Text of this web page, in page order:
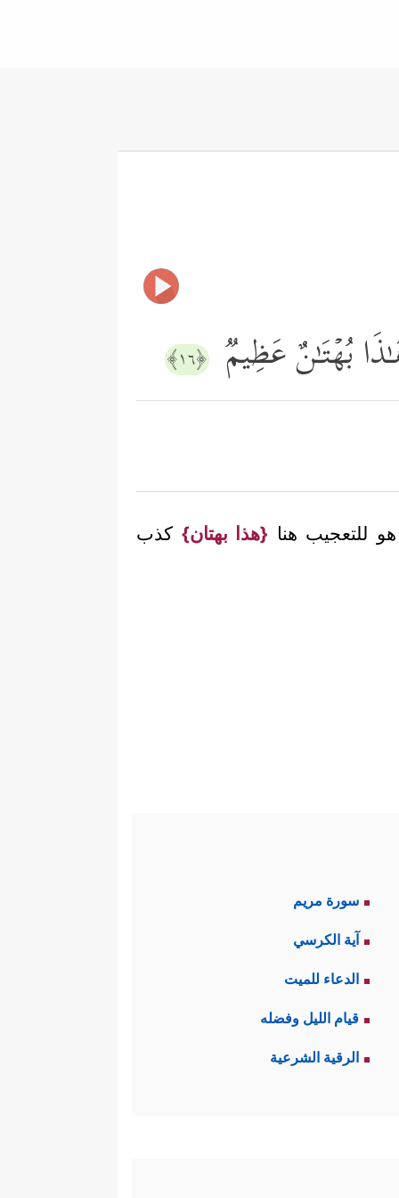
بُهۡتَـٰنٌ عَظِیمࣱ ﴿١٦﴾
للتعجيب هنا {هذا بهتان} كذب
سورة مريم
آية الكرسي
الدعاء للميت
قيام الليل وفضله
الرقية الشرعية